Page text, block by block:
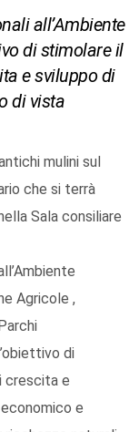
all’Ambiente
di stimolare il
e sviluppo di
di vista
mulini sul
che si terrà
Sala consiliare
Agricole ,
di
crescita e
e